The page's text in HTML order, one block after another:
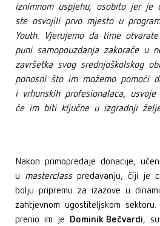
iznimnom uspjehu, osobito jer je
ste osvojili prvo mjesto u
Youth. Vjerujemo da time
puni samopouzdanja zakorače u
završetka svog srednjoškolskog
ponosni što im možemo pomoći
i vrhunskih profesionalaca,
će im biti ključne u izgradnji
Nakon primopredaje donacije,
u
masterclasspredavanju, čiji je
bolju pripremu za izazove u
zahtjevnom ugostiteljskom
prenio im je Dominik Bečvardi ,